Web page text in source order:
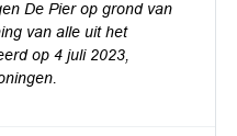
De Pier op grond van
van alle uit het
op 4 juli 2023,